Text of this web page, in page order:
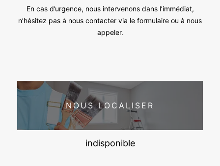
En cas d’urgence, nous intervenons dans l’immédiat,
n’hésitez pas à nous contacter via le formulaire ou à nous
appeler.
NOUS LOCALISER
indisponible